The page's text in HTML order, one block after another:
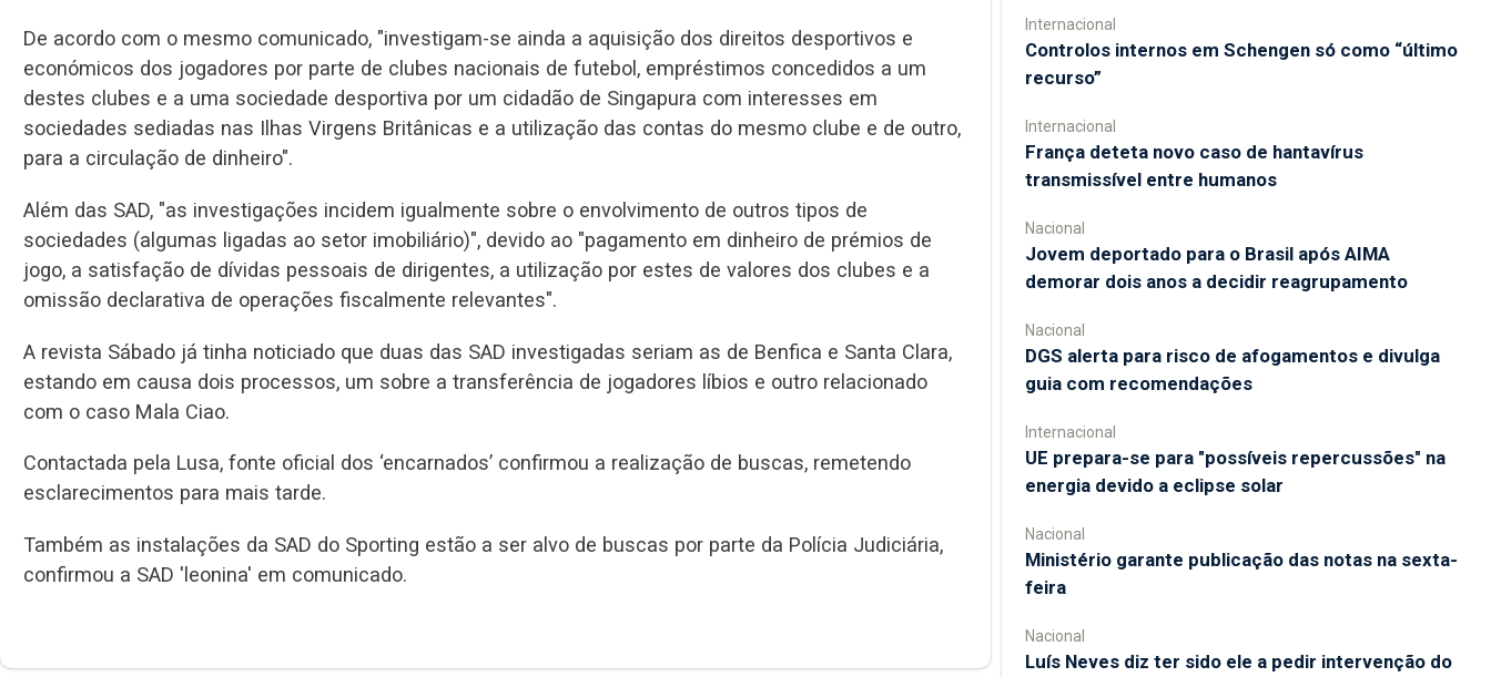
De acordo com o mesmo comunicado, "investigam-se ainda a aquisição dos direitos desportivos e
económicos dos jogadores por parte de clubes nacionais de futebol, empréstimos concedidos a um
destes clubes e a uma sociedade desportiva por um cidadão de Singapura com interesses em
sociedades sediadas nas Ilhas Virgens Britânicas e a utilização das contas do mesmo clube e de outro,
para a circulação de dinheiro".
Além das SAD, "as investigações incidem igualmente sobre o envolvimento de outros tipos de
sociedades (algumas ligadas ao setor imobiliário)", devido ao "pagamento em dinheiro de prémios de
jogo, a satisfação de dívidas pessoais de dirigentes, a utilização por estes de valores dos clubes e a
omissão declarativa de operações fiscalmente relevantes".
A revista Sábado já tinha noticiado que duas das SAD investigadas seriam as de Benfica e Santa Clara,
estando em causa dois processos, um sobre a transferência de jogadores líbios e outro relacionado
com o caso Mala Ciao.
Contactada pela Lusa, fonte oficial dos ‘encarnados’ confirmou a realização de buscas, remetendo
esclarecimentos para mais tarde.
Também as instalações da SAD do Sporting estão a ser alvo de buscas por parte da Polícia Judiciária,
confirmou a SAD 'leonina' em comunicado.
Internacional
Controlos internos em Schengen só como “último
recurso”
Internacional
França deteta novo caso de hantavírus
transmissível entre humanos
Nacional
Jovem deportado para o Brasil após AIMA
demorar dois anos a decidir reagrupamento
Nacional
DGS alerta para risco de afogamentos e divulga
guia com recomendações
Internacional
UE prepara-se para "possíveis repercussões" na
energia devido a eclipse solar
Nacional
Ministério garante publicação das notas na sexta-
feira
Nacional
Luís Neves diz ter sido ele a pedir intervenção do